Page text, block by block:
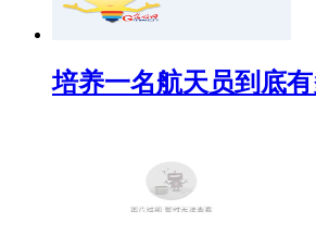
培养一名航天员到底有